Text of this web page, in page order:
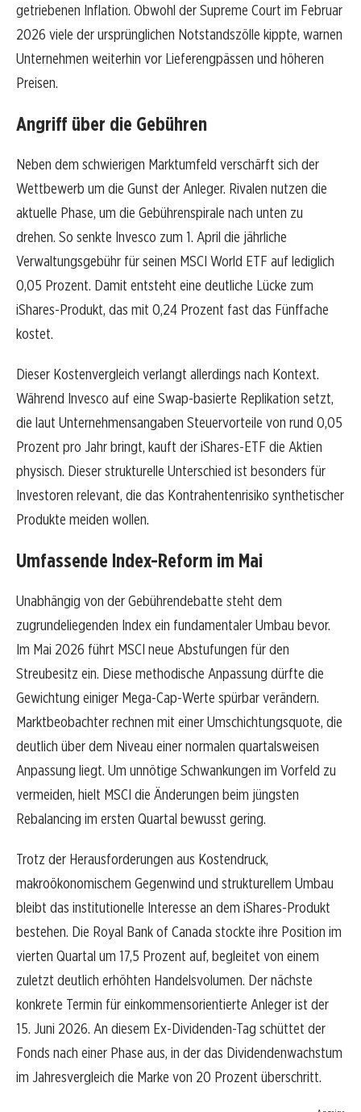
getriebenen Inflation. Obwohl der Supreme Court im Februar
2026 viele der ursprünglichen Notstandszölle kippte, warnen
Unternehmen weiterhin vor Lieferengpässen und höheren
Preisen.
Angriff über die Gebühren
Neben dem schwierigen Marktumfeld verschärft sich der
Wettbewerb um die Gunst der Anleger. Rivalen nutzen die
aktuelle Phase, um die Gebührenspirale nach unten zu
drehen. So senkte Invesco zum 1. April die jährliche
Verwaltungsgebühr für seinen MSCI World ETF auf lediglich
0,05 Prozent. Damit entsteht eine deutliche Lücke zum
iShares-Produkt, das mit 0,24 Prozent fast das Fünffache
kostet.
Dieser Kostenvergleich verlangt allerdings nach Kontext.
Während Invesco auf eine Swap-basierte Replikation setzt,
die laut Unternehmensangaben Steuervorteile von rund 0,05
Prozent pro Jahr bringt, kauft der iShares-ETF die Aktien
physisch. Dieser strukturelle Unterschied ist besonders für
Investoren relevant, die das Kontrahentenrisiko synthetischer
Produkte meiden wollen.
Umfassende Index-Reform im Mai
Unabhängig von der Gebührendebatte steht dem
zugrundeliegenden Index ein fundamentaler Umbau bevor.
Im Mai 2026 führt MSCI neue Abstufungen für den
Streubesitz ein. Diese methodische Anpassung dürfte die
Gewichtung einiger Mega-Cap-Werte spürbar verändern.
Marktbeobachter rechnen mit einer Umschichtungsquote, die
deutlich über dem Niveau einer normalen quartalsweisen
Anpassung liegt. Um unnötige Schwankungen im Vorfeld zu
vermeiden, hielt MSCI die Änderungen beim jüngsten
Rebalancing im ersten Quartal bewusst gering.
Trotz der Herausforderungen aus Kostendruck,
makroökonomischem Gegenwind und strukturellem Umbau
bleibt das institutionelle Interesse an dem iShares-Produkt
bestehen. Die Royal Bank of Canada stockte ihre Position im
vierten Quartal um 17,5 Prozent auf, begleitet von einem
zuletzt deutlich erhöhten Handelsvolumen. Der nächste
konkrete Termin für einkommensorientierte Anleger ist der
15. Juni 2026. An diesem Ex-Dividenden-Tag schüttet der
Fonds nach einer Phase aus, in der das Dividendenwachstum
im Jahresvergleich die Marke von 20 Prozent überschritt.